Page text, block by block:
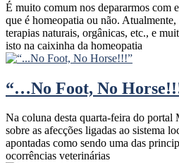
É muito comum nos depararmos com
que é homeopatia ou não.
terapias naturais, orgânicas, etc., e
isto na caixinha da homeopatia
“…No Foot, No
Na coluna desta quarta-feira do
sobre as afecções ligadas ao sistema
apontadas como sendo uma das
ocorrências veterinárias